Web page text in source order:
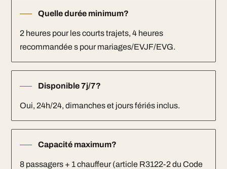
Quelle durée minimum?
2 heures pour les courts trajets, 4 heures
recommandée s pour mariages/EVJF/EVG.
Disponible 7j/7?
Oui, 24h/24, dimanches et jours fériés inclus.
Capacité maximum?
8 passagers + 1 chauffeur (article R3122-2 du Code